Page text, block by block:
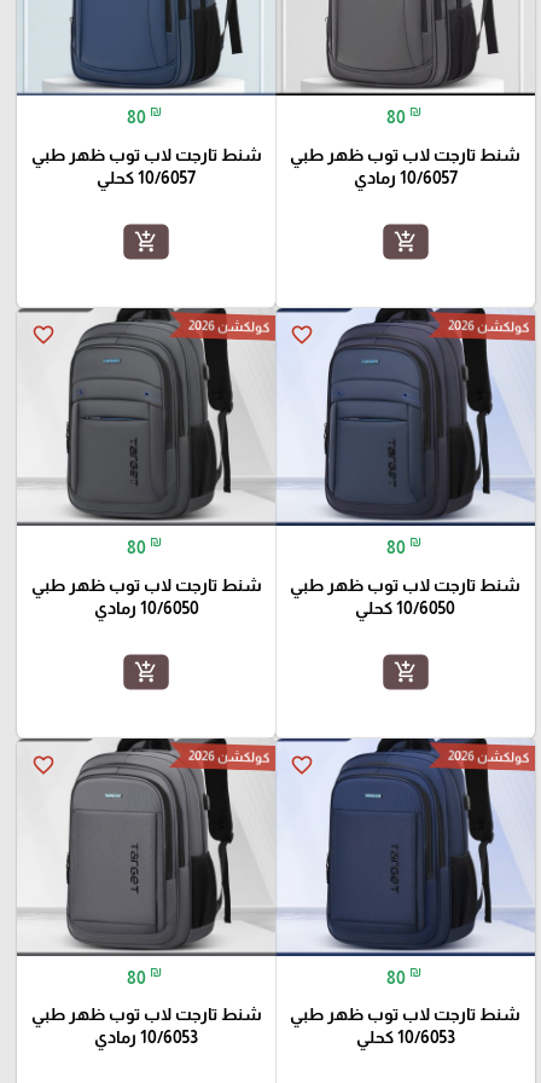
80 ₪
شنط تارجت لاب توب ظهر طبي
10/6057 رمادي
add_shopping_cart
80 ₪
شنط تارجت لاب توب ظهر طبي
10/6057 كحلي
add_shopping_cart
favorite_border كولكشن 2026
80 ₪
شنط تارجت لاب توب ظهر طبي
10/6050 كحلي
add_shopping_cart
favorite_border كولكشن 2026
80 ₪
شنط تارجت لاب توب ظهر طبي
10/6050 رمادي
add_shopping_cart
favorite_border كولكشن 2026
80 ₪
شنط تارجت لاب توب ظهر طبي
10/6053 كحلي
favorite_border كولكشن 2026
80 ₪
شنط تارجت لاب توب ظهر طبي
10/6053 رمادي